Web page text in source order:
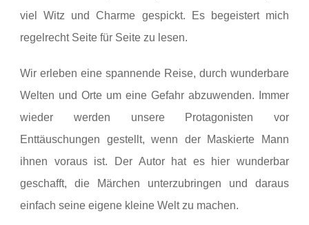
viel Witz und Charme gespickt. Es begeistert mich
regelrecht Seite für Seite zu lesen.
Wir erleben eine spannende Reise, durch wunderbare
Welten und Orte um eine Gefahr abzuwenden. Immer
wieder werden unsere Protagonisten vor
Enttäuschungen gestellt, wenn der Maskierte Mann
ihnen voraus ist. Der Autor hat es hier wunderbar
geschafft, die Märchen unterzubringen und daraus
einfach seine eigene kleine Welt zu machen.